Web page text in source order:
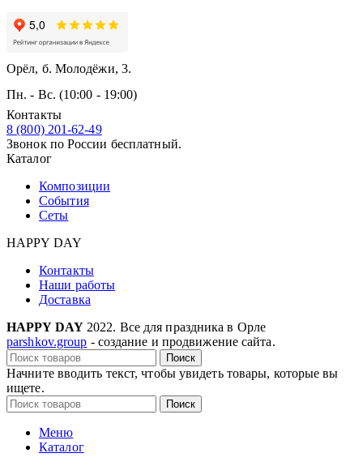
Орёл, б. Молодёжи, 3.
Пн. - Вс. (10:00 - 19:00)
Контакты
8 (800) 201-62-49
Звонок по России бесплатный.
Каталог
Композиции
События
Сеты
HAPPY DAY
Контакты
Наши работы
Доставка
HAPPY DAY 2022. Все для праздника в Орле
parshkov.group - создание и продвижение сайта.
Поиск
Начните вводить текст, чтобы увидеть товары, которые вы
ищете.
Поиск
Меню
Каталог